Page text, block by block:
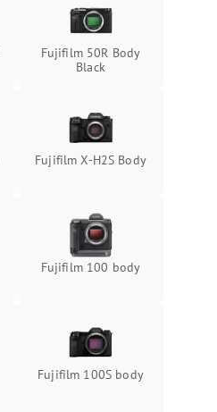
Fujifilm 50R Body
Black
Fujifilm X-H2S Body
Fujifilm 100 body
Fujifilm 100S body